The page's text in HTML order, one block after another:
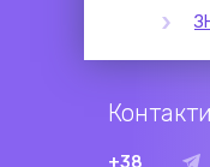
Контакти